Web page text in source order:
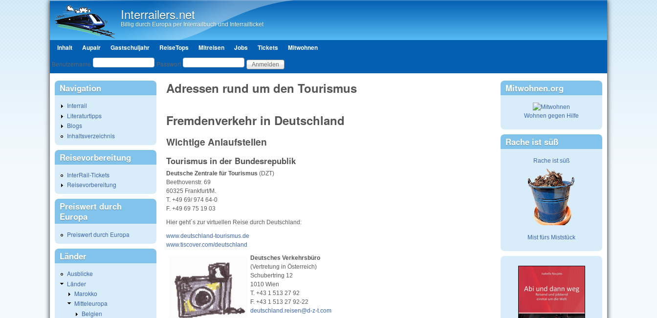
Interrailers.net
Billig durch Europa per Interrailbuch und Interrailticket
Hauptmenü
Inhalt Aupair Gastschuljahr ReiseTops Mitreisen Jobs Tickets Mitwohnen
Benutzeranmeldung
Benutzername Passwort
Adressen rund um den Tourismus
Fremdenverkehr in Deutschland
Wichtige Anlaufstellen
Tourismus in der Bundesrepublik
Deutsche Zentrale für Tourismus (DZT)
Beethovenstr. 69
60325 Frankfurt/M.
T. +49 69/ 974 64-0
F. +49 69 75 19 03
Hier geht´s zur virtuellen Reise durch Deutschland:
www.deutschland-tourismus.de
www.tiscover.com/deutschland
Deutsches Verkehrsbüro
(Vertretung in Österreich)
Schubertring 12
1010 Wien
T. +43 1 513 27 92
F. +43 1 513 27 92-22
deutschland.reisen@d-z-t.com
Navigation
Interrail
Literaturtipps
Blogs
Inhaltsverzeichnis
Reisevorbereitung
InterRail-Tickets
Reisevorbereitung
Preiswert durch
Europa
Preiswert durch Europa
Länder
Ausblicke
Länder
Marokko
Mitteleuropa
Belgien
Mitwohnen.org
Wohnen gegen Hilfe
Rache ist süß
Rache ist süß
Mist fürs Miststück